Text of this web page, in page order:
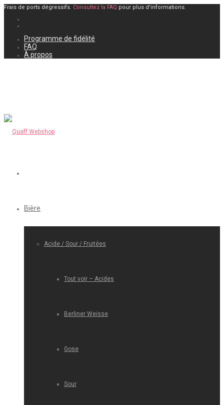
Frais de ports dégressifs. Consultez la FAQ pour plus d'informations.
Programme de fidélité
FAQ
À propos
Bière
Acide / Sour / Fruitées
Tout voir – Acides
Berliner Weisse
Gose
Sour